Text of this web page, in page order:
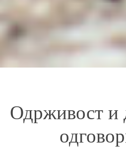
Одрживост и